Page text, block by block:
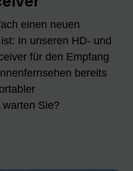
einen neuen
In unseren HD- und
für den Empfang
bereits
Sie?